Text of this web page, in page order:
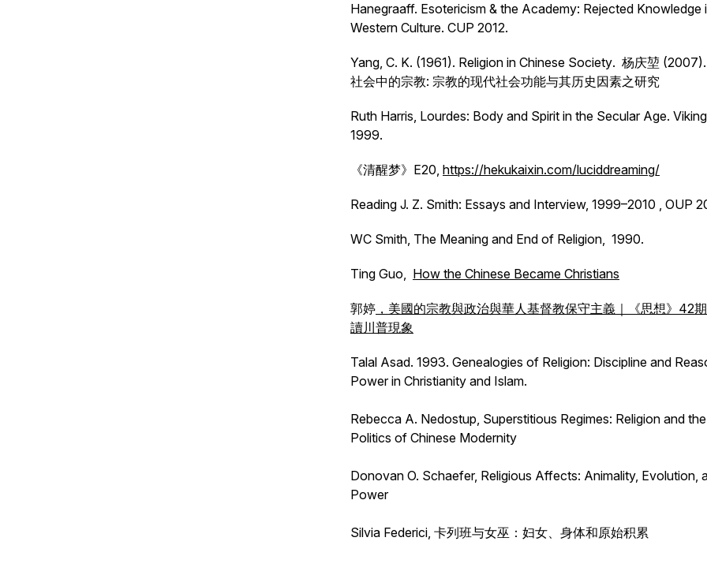
Hanegraaff. Esotericism & the Academy: Rejected Knowledge
Western Culture. CUP 2012.
Yang, C. K. (1961). Religion in Chinese Society. 杨庆堃
社会中的宗教: 宗教的现代社会功能与其历史因素之研究
Ruth Harris, Lourdes: Body and Spirit in the Secular Age.
1999.
《清醒梦》E20, https://hekukaixin.com/luciddreaming/
Reading J. Z. Smith: Essays and Interview, 1999–2010 , OUP
WC Smith, The Meaning and End of Religion, 1990.
Ting Guo, How the Chinese Became Christians
郭婷 ，美國的宗教與政治與華人基督教保守主義｜《思想》42
讀川普現象
Talal Asad. 1993. Genealogies of Religion: Discipline and
Power in Christianity and Islam.
Rebecca A. Nedostup, Superstitious Regimes: Religion and the
Politics of Chinese Modernity
Donovan O. Schaefer, Religious Affects: Animality, Evolution,
Power
Silvia Federici, 卡列班与女巫：妇女、身体和原始积累